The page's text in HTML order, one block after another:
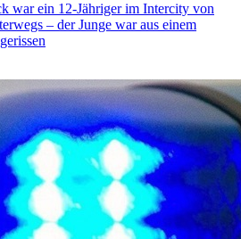
war ein 12-Jähriger im Intercity von
– der Junge war aus einem